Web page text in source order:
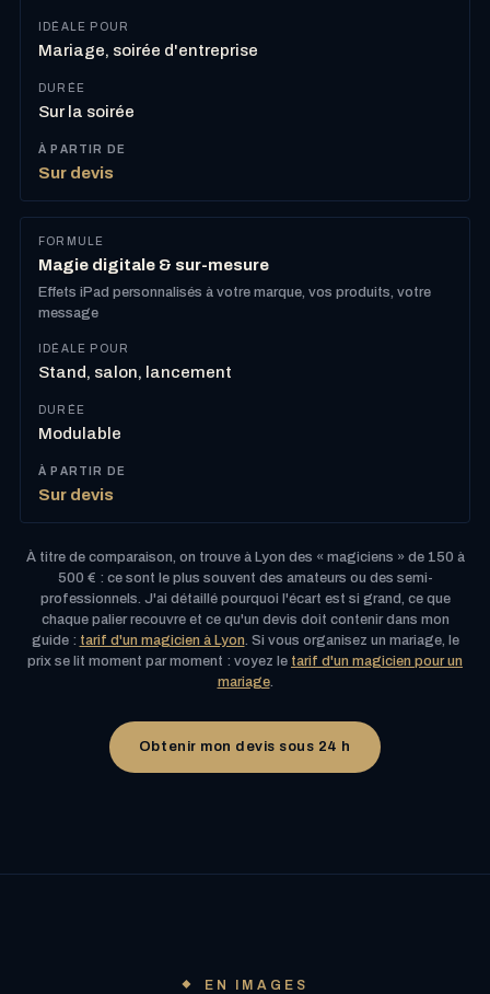
Mariage, soirée d'entreprise
Sur la soirée
Sur devis
Magie digitale & sur-mesure
Effets iPad personnalisés à votre marque, vos produits, votre
message
Stand, salon, lancement
Modulable
Sur devis
À titre de comparaison, on trouve à Lyon des « magiciens » de 150 à
500 € : ce sont le plus souvent des amateurs ou des semi-
professionnels. J'ai détaillé pourquoi l'écart est si grand, ce que
chaque palier recouvre et ce qu'un devis doit contenir dans mon
guide : tarif d'un magicien à Lyon . Si vous organisez un mariage, le
prix se lit moment par moment : voyez le tarif d'un magicien pour un
mariage.
Obtenir mon devis sous 24 h
EN IMAGES